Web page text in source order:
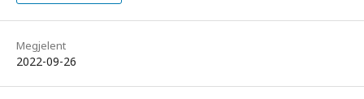
Megjelent
2022-09-26